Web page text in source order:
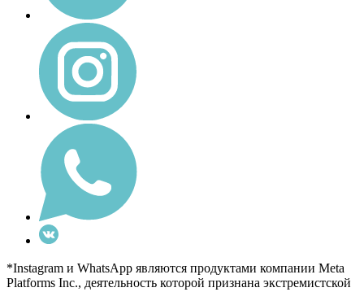
*Instagram и WhatsApp являются продуктами компании Meta
Platforms Inc., деятельность которой признана экстремистской